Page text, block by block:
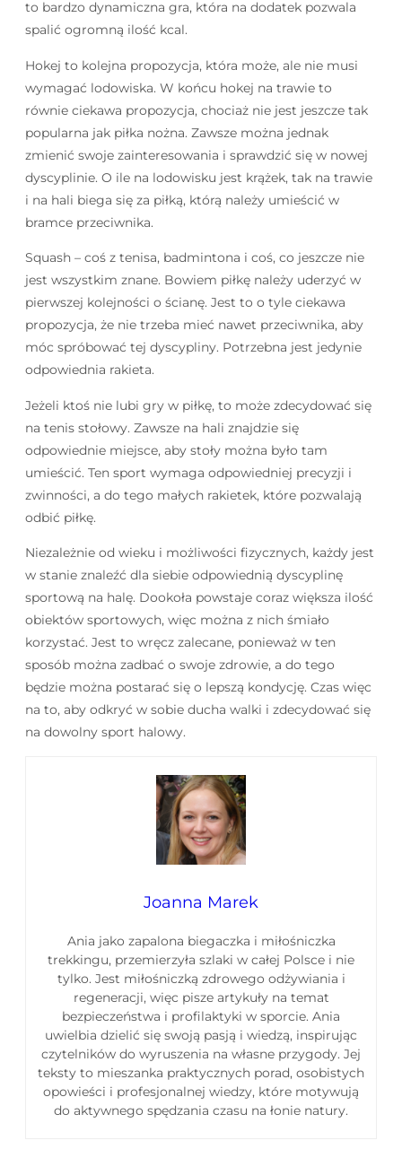
to bardzo dynamiczna gra, która na dodatek pozwala
spalić ogromną ilość kcal.
Hokej to kolejna propozycja, która może, ale nie musi
wymagać lodowiska. W końcu hokej na trawie to
równie ciekawa propozycja, chociaż nie jest jeszcze tak
popularna jak piłka nożna. Zawsze można jednak
zmienić swoje zainteresowania i sprawdzić się w nowej
dyscyplinie. O ile na lodowisku jest krążek, tak na trawie
i na hali biega się za piłką, którą należy umieścić w
bramce przeciwnika.
Squash – coś z tenisa, badmintona i coś, co jeszcze nie
jest wszystkim znane. Bowiem piłkę należy uderzyć w
pierwszej kolejności o ścianę. Jest to o tyle ciekawa
propozycja, że nie trzeba mieć nawet przeciwnika, aby
móc spróbować tej dyscypliny. Potrzebna jest jedynie
odpowiednia rakieta.
Jeżeli ktoś nie lubi gry w piłkę, to może zdecydować się
na tenis stołowy. Zawsze na hali znajdzie się
odpowiednie miejsce, aby stoły można było tam
umieścić. Ten sport wymaga odpowiedniej precyzji i
zwinności, a do tego małych rakietek, które pozwalają
odbić piłkę.
Niezależnie od wieku i możliwości fizycznych, każdy jest
w stanie znaleźć dla siebie odpowiednią dyscyplinę
sportową na halę. Dookoła powstaje coraz większa ilość
obiektów sportowych, więc można z nich śmiało
korzystać. Jest to wręcz zalecane, ponieważ w ten
sposób można zadbać o swoje zdrowie, a do tego
będzie można postarać się o lepszą kondycję. Czas więc
na to, aby odkryć w sobie ducha walki i zdecydować się
na dowolny sport halowy.
Joanna Marek
Ania jako zapalona biegaczka i miłośniczka
trekkingu, przemierzyła szlaki w całej Polsce i nie
tylko. Jest miłośniczką zdrowego odżywiania i
regeneracji, więc pisze artykuły na temat
bezpieczeństwa i profilaktyki w sporcie. Ania
uwielbia dzielić się swoją pasją i wiedzą, inspirując
czytelników do wyruszenia na własne przygody. Jej
teksty to mieszanka praktycznych porad, osobistych
opowieści i profesjonalnej wiedzy, które motywują
do aktywnego spędzania czasu na łonie natury.